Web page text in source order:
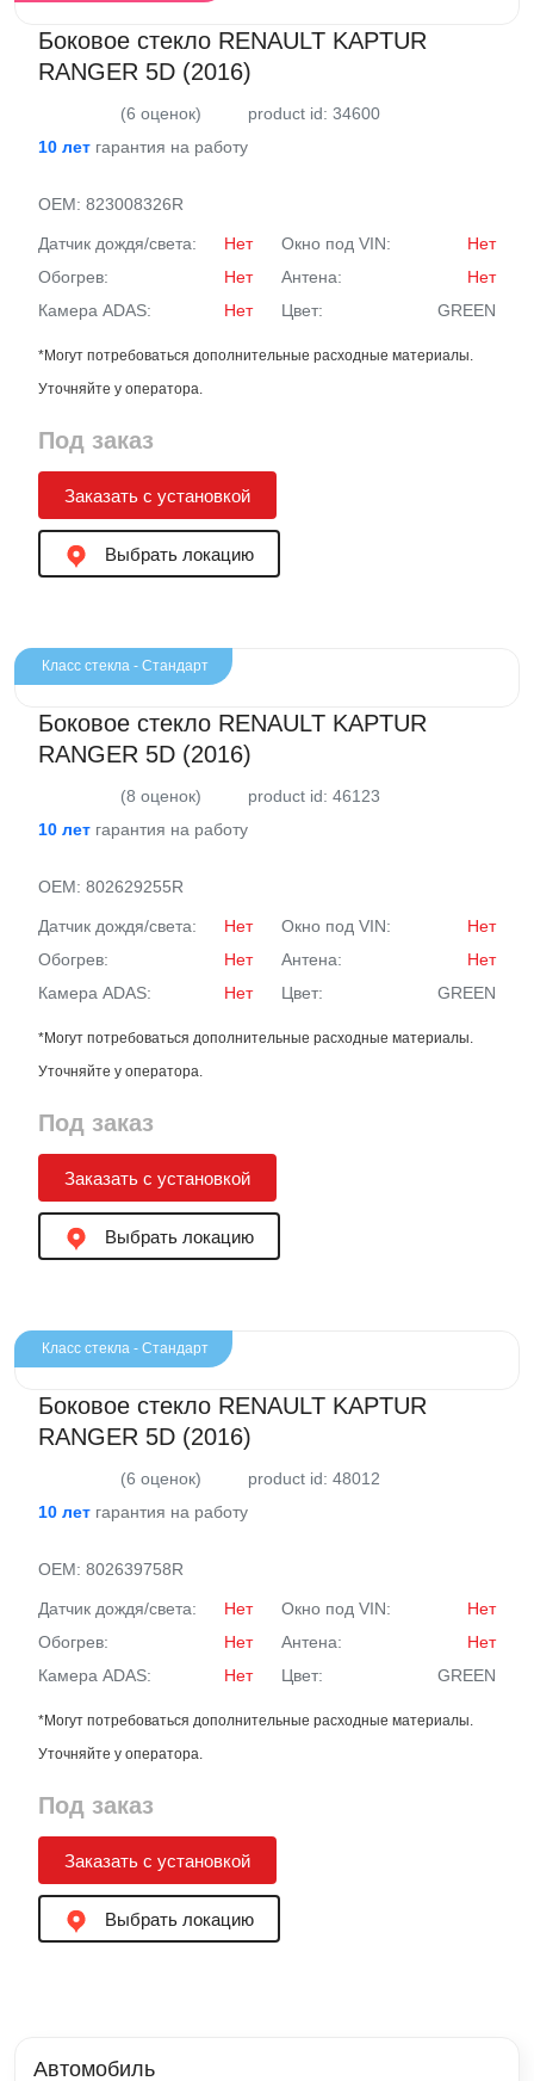
Боковое стекло RENAULT KAPTUR
RANGER 5D (2016)
(6 оценок)
product id: 34600
10 лет гарантия на работу
OEM: 823008326R
Датчик дождя/света: Нет Окно под VIN:
Нет
Обогрев:
Нет Антена:
Нет
Камера ADAS:
Нет Цвет: GREEN
*Могут потребоваться дополнительные расходные материалы.
Уточняйте у оператора.
Под заказ
Заказать с установкой
Выбрать локацию
Класс стекла - Стандарт
Боковое стекло RENAULT KAPTUR
RANGER 5D (2016)
(8 оценок)
product id: 46123
10 лет гарантия на работу
OEM: 802629255R
Датчик дождя/света: Нет Окно под VIN:
Нет
Обогрев:
Нет Антена:
Нет
Камера ADAS:
Нет Цвет: GREEN
*Могут потребоваться дополнительные расходные материалы.
Уточняйте у оператора.
Под заказ
Заказать с установкой
Выбрать локацию
Класс стекла - Стандарт
Боковое стекло RENAULT KAPTUR
RANGER 5D (2016)
(6 оценок)
product id: 48012
10 лет гарантия на работу
OEM: 802639758R
Датчик дождя/света: Нет Окно под VIN:
Нет
Обогрев:
Нет Антена:
Нет
Камера ADAS:
Нет Цвет: GREEN
*Могут потребоваться дополнительные расходные материалы.
Уточняйте у оператора.
Под заказ
Заказать с установкой
Выбрать локацию
Автомобиль